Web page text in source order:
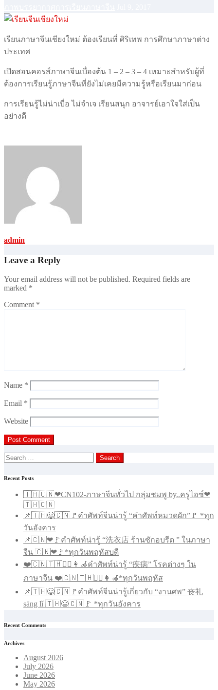
เรียนภาษาจีนเชียงใหม่ ต้องเรียนที่ ศิริเทพ การศึกษาภาษาต่าง
ประเทศ
เปิดสอนคอรส์ภาษาจีนเบื่องต้น 1 – 2 – 3 – 4 เหมาะสำหรับผู้ที่
ต้องการเรียนรู้ภาษาจีนที่ยังไม่เคยมีความรู้หรือเรียนมาก่อน
การเรียนรู้ไม่น่าเบื่อ ไม่จำเจ เรียนสนุก อาจารย์เอาใจใส่เป็น
อย่างดี
admin
Leave a Reply
Your email address will not be published. Required fields are
marked *
Comment *
Name *
Email *
Website
Search
for:
Recent Posts
🇹🇭🇨🇳❤CN102-ภาษาจีนทั่วไป กลุ่มชมพู by..ครูไอซ์❤
🇹🇭🇨🇳
📌🇹🇭😀🇨🇳🚩คำศัพท์จีนน่ารู้ “คำศัพท์หมวดผัก”🚩 *ทุก
วันอังคาร
📌🇨🇳❤🚩คำศัพท์น่ารู้ “洗衣店 ร้านซักอบรีด ” ในภาษา
จีน 🇨🇳❤🚩*ทุกวันพฤหัสบดี
❤️🇨🇳🇹🇭🧑‍⚕️👩‍🦽คำศัพท์น่ารู้ “疾病” โรคต่างๆ ใน
ภาษาจีน ❤️🇨🇳🇹🇭🧑‍⚕️👩‍🦽*ทุกวันพฤหัส
📌🇹🇭😀🇨🇳🚩คำศัพท์จีนน่ารู้เกี่ยวกับ “งานศพ” 丧礼
sāng lǐ 🇹🇭😀🇨🇳🚩 *ทุกวันอังคาร
Recent Comments
Archives
August 2026
July 2026
June 2026
May 2026